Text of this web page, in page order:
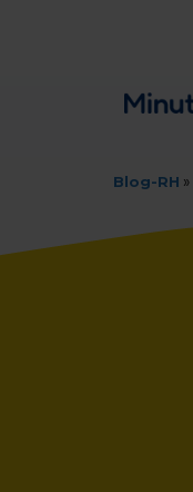
Blog-RH »